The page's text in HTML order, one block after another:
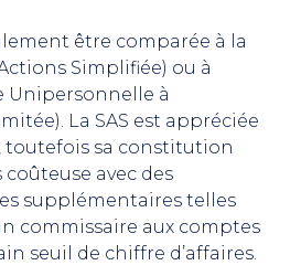
être comparée à la
Simplifiée) ou à
Unipersonnelle à
La SAS est appréciée
toutefois sa constitution
coûteuse avec des
supplémentaires telles
commissaire aux comptes
seuil de chiffre d’affaires.